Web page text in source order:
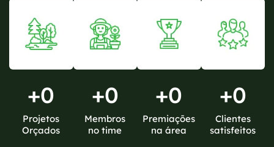
+0
Projetos
Orçados
+0
Membros
no time
+0
Premiações
na área
+0
Clientes
satisfeitos